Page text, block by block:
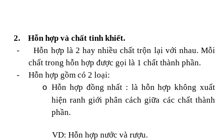
2.
Hỗn hợp và chất tinh khiết.
-
Hỗn hợp là 2 hay nhiều chất trộn lại với nhau. Mỗi
chất trong hỗn hợp được gọi là 1 chất thành phần.
-
Hỗn hợp gồm có 2 loại:
o Hỗn hợp đồng nhất : là hỗn hợp không xuất
hiện ranh giới phân cách giữa các chất thành
phần.
VD: Hỗn hợp nước và rượu.